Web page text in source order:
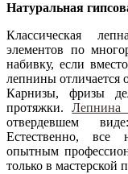
Натуральная
Классическая
элементов по
набивку, если
лепнины отличается
Карнизы, фризы
протяжки.Лепнина
отвердевшем
Естественно, все
опытным
только в мастерской